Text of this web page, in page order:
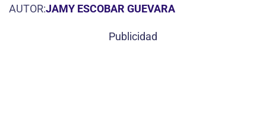
AUTOR:JAMY ESCOBAR GUEVARA
Publicidad